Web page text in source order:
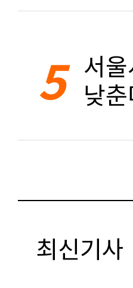
5 서
낮
최신기사